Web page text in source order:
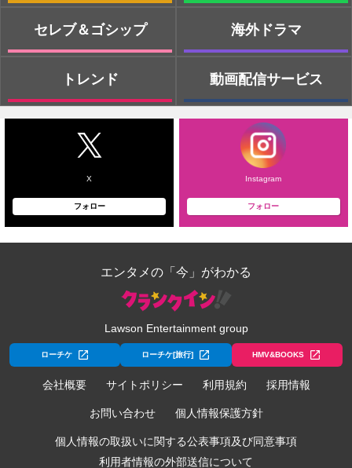
セレブ＆ゴシップ
トレンド
海外ドラマ
動画配信サービス
X
フォロー
Instagram
フォロー
エンタメの「今」がわかる
Lawson Entertainment group
ローチケ ローチケ[旅行] HMV&BOOKS
会社概要 サイトポリシー 利用規約 採用情報
お問い合わせ 個人情報保護方針
個人情報の取扱いに関する公表事項及び同意事項
利用者情報の外部送信について